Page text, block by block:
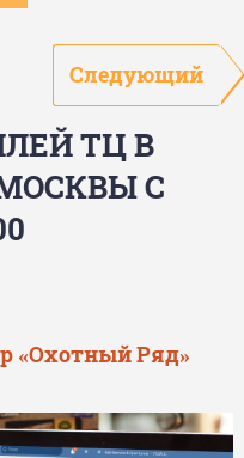
Следующий
ТЦ В
С
«Охотный Ряд»